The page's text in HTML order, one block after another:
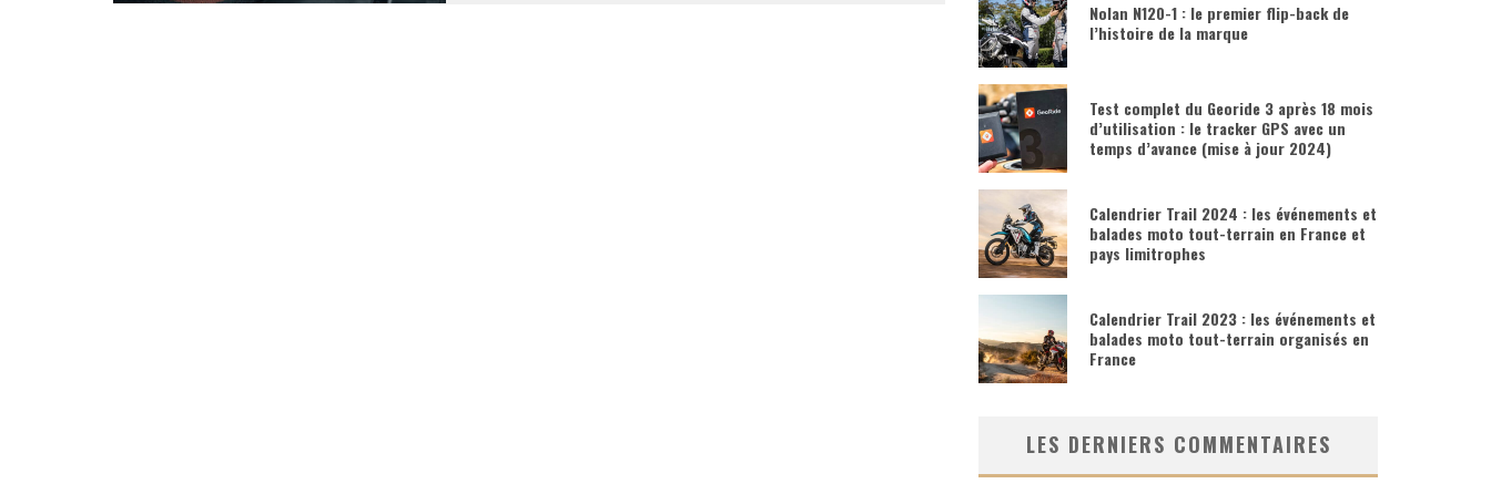
Nolan N120-1 : le premier flip-back de
l’histoire de la marque
Test complet du Georide 3 après 18 mois
d’utilisation : le tracker GPS avec un
temps d’avance (mise à jour 2024)
Calendrier Trail 2024 : les événements et
balades moto tout-terrain en France et
pays limitrophes
Calendrier Trail 2023 : les événements et
balades moto tout-terrain organisés en
France
LES DERNIERS COMMENTAIRES